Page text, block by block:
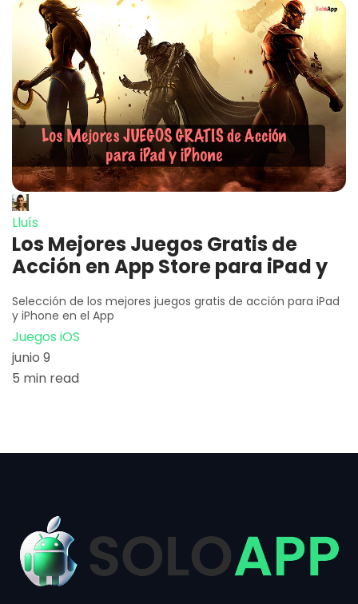
Lluís
Los Mejores Juegos Gratis de
Acción en App Store para iPad y
Selección de los mejores juegos gratis de acción para iPad
y iPhone en el App
Juegos iOS
junio 9
5 min read